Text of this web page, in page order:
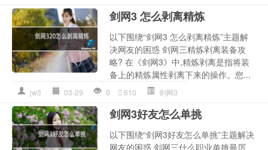
剑网3 怎么剥离精炼
以下围绕“剑网3 怎么剥离精炼”主题解
决网友的困惑 剑网三精炼剥离装备攻
略? 在《剑网3》中,精炼剥离是指将装
备上的精炼属性剥离下来的操作。您...
jw3 03-29 0 610 剑网3
剑网3好友怎么单挑
以下围绕“剑网3好友怎么单挑”主题解决
网友的困惑 剑网三什么职业单挑最厉